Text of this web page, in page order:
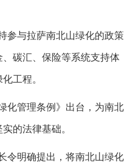
参与拉萨南北山绿化的政策
碳汇、保险等系统支持体
工程。
化管理条例》出台，为南北
的法律基础。
令明确提出，将南北山绿化